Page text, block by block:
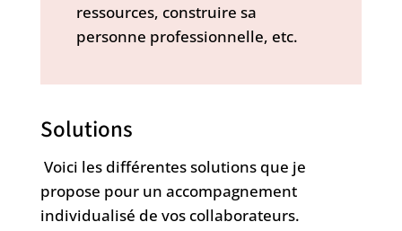
ressources, construire sa
personne professionnelle, etc.
Solutions
Voici les différentes solutions que je
propose pour un accompagnement
individualisé de vos collaborateurs.